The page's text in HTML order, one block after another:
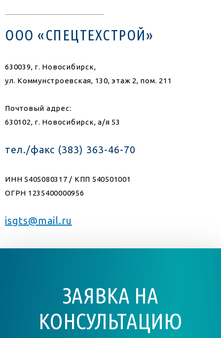
ООО «СПЕЦТЕХСТРОЙ»
630039, г. Новосибирск,
ул. Коммунстроевская, 130, этаж 2, пом. 211
Почтовый адрес:
630102, г. Новосибирск, а/я 53
тел./факс (383) 363-46-70
ИНН 5405080317 / КПП 540501001
ОГРН 1235400000956
isgts@mail.ru
ЗАЯВКА НА
КОНСУЛЬТАЦИЮ